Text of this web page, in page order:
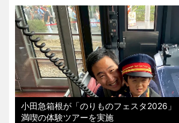
小田急箱根が「のりものフェスタ2026
満喫の体験ツアーを実施